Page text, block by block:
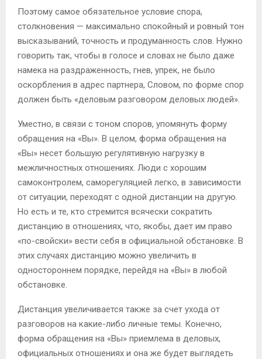
Поэтому самое обязательное условие спора,
столкновения — максимально спокойный и ровный тон
высказываний, точность и продуманность слов. Нужно
говорить так, чтобы в голосе и словах не было даже
намека на раздраженность, гнев, упрек, не было
оскорбления в адрес партнера, Словом, по форме спор
должен быть «деловым разговором деловых людей».
Уместно, в связи с тоном споров, упомянуть форму
обращения на «Вы». В целом, форма обращения на
«Вы» несет большую регулятивную нагрузку в
межличностных отношениях. Люди с хорошим
самоконтролем, саморегуляцией легко, в зависимости
от ситуации, переходят с одной дистанции на другую.
Но есть и те, кто стремится всячески сократить
дистанцию в отношениях, что, якобы, дает им право
«по-свойски» вести себя в официальной обстановке. В
этих случаях дистанцию можно увеличить в
одностороннем порядке, перейдя на «Вы» в любой
обстановке.
Дистанция увеличивается также за счет ухода от
разговоров на какие-либо личные темы. Конечно,
форма обращения на «Вы» приемлема в деловых,
официальных отношениях и она же будет выглядеть